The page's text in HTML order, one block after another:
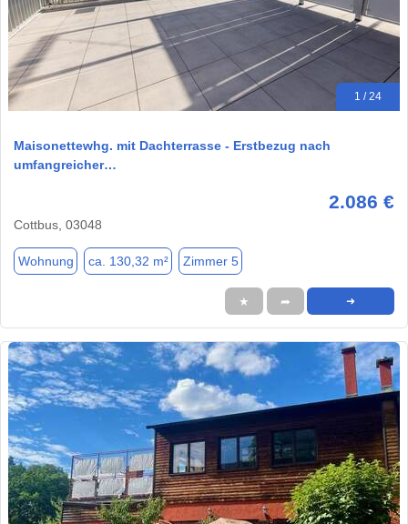
1 / 24
Maisonettewhg. mit Dachterrasse - Erstbezug nach
umfangreicher…
2.086 €
Cottbus, 03048
Wohnung ca. 130,32 m² Zimmer 5
★ ➦ ➜